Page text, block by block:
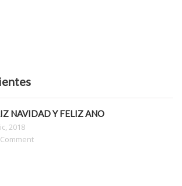
NAVIDAD Y FELIZ AÑO
2018